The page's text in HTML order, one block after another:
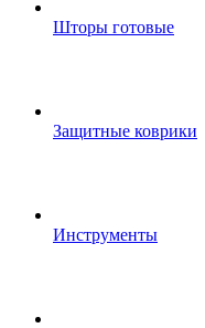
Шторы готовые
Защитные коврики
Инструменты